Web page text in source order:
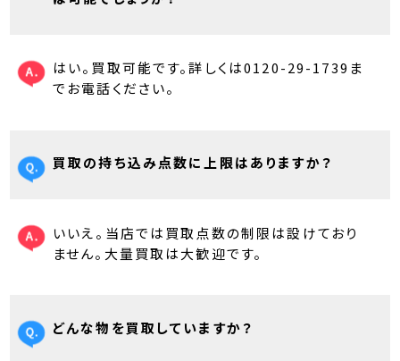
はい。買取可能です。詳しくは0120-29-1739ま
でお電話ください。
買取の持ち込み点数に上限はありますか？
いいえ。当店では買取点数の制限は設けており
ません。大量買取は大歓迎です。
どんな物を買取していますか？